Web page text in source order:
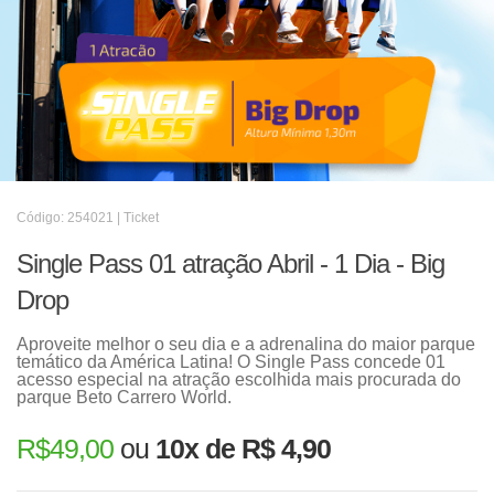
Código: 254021 | Ticket
Single Pass 01 atração Abril - 1 Dia - Big
Drop
Aproveite melhor o seu dia e a adrenalina do maior parque
temático da América Latina! O Single Pass concede 01
acesso especial na atração escolhida mais procurada do
parque Beto Carrero World.
R$49,00 ou 10x de R$ 4,90